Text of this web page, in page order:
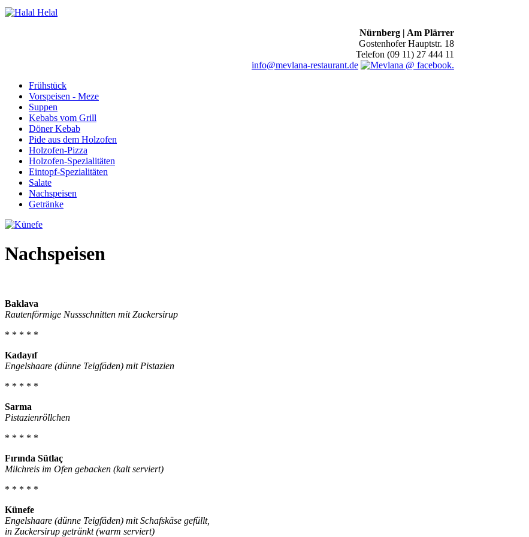
Nürnberg | Am Plärrer
Gostenhofer Hauptstr. 18
Telefon (09 11) 27 444 11
info@mevlana-restaurant.de
Frühstück
Vorspeisen - Meze
Suppen
Kebabs vom Grill
Döner Kebab
Pide aus dem Holzofen
Holzofen-Pizza
Holzofen-Spezialitäten
Eintopf-Spezialitäten
Salate
Nachspeisen
Getränke
Nachspeisen
Baklava
Rautenförmige Nussschnitten mit Zuckersirup
* * * * *
Kadayıf
Engelshaare (dünne Teigfäden) mit Pistazien
* * * * *
Sarma
Pistazienröllchen
* * * * *
Fırında Sütlaç
Milchreis im Ofen gebacken (kalt serviert)
* * * * *
Künefe
Engelshaare (dünne Teigfäden) mit Schafskäse gefüllt,
in Zuckersirup getränkt (warm serviert)